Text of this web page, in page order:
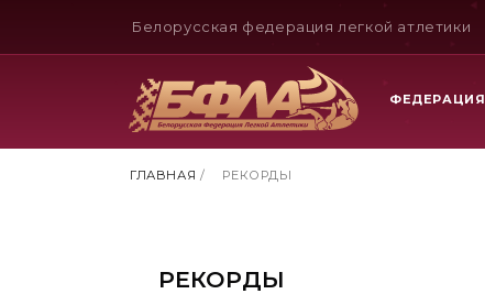
Белорусская федерация легкой атлетики
ФЕДЕРАЦИЯ
ГЛАВНАЯ / РЕКОРДЫ
РЕКОРДЫ